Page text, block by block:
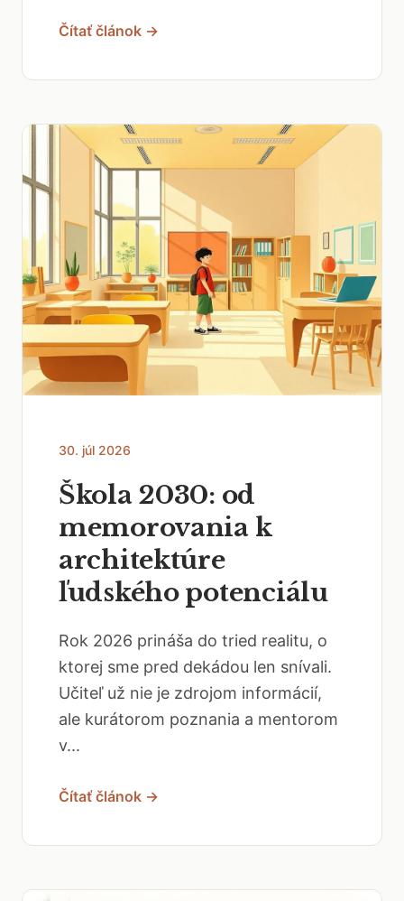
Čítať článok →
30. júl 2026
Škola 2030: od
memorovania k
architektúre
ľudského potenciálu
Rok 2026 prináša do tried realitu, o
ktorej sme pred dekádou len snívali.
Učiteľ už nie je zdrojom informácií,
ale kurátorom poznania a mentorom
v...
Čítať článok →